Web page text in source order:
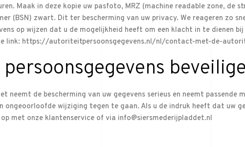
Maak in deze kopie uw pasfoto, MRZ (machine readable zone, de
(BSN) zwart. Dit ter bescherming van uw privacy. We reageren zo
op wijzen dat u de mogelijkheid heeft om een klacht in te dienen
link: https://autoriteitpersoonsgegevens.nl/nl/contact-met-de-
neemt de bescherming van uw gegevens serieus en neemt
ongeoorloofde wijziging tegen te gaan. Als u de indruk heeft dat uw
met onze klantenservice of via info@siersmederijpladdet.nl